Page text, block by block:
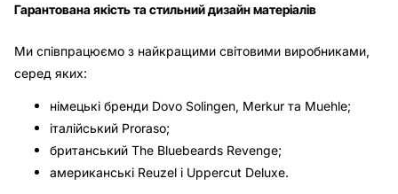
Гарантована якість та стильний дизайн матеріалів
Ми співпрацюємо з найкращими світовими виробниками,
серед яких:
німецькі бренди Dovo Solingen, Merkur та Muehle;
італійський Proraso;
британський The Bluebeards Revenge;
американські Reuzel і Uppercut Deluxe.